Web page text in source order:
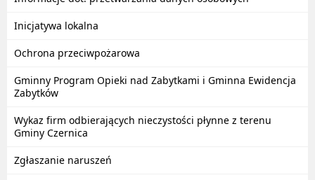
Inicjatywa lokalna
Ochrona przeciwpożarowa
Gminny Program Opieki nad Zabytkami i Gminna Ewidencja
Zabytków
Wykaz firm odbierających nieczystości płynne z terenu
Gminy Czernica
Zgłaszanie naruszeń